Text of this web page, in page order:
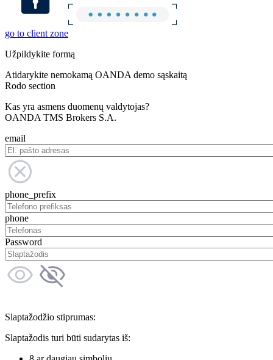
go to client zone
Užpildykite formą
Atidarykite nemokamą OANDA demo sąskaitą
Rodo section
Kas yra asmens duomenų valdytojas?
OANDA TMS Brokers S.A.
email
phone_prefix
phone
Password
Slaptažodžio stiprumas:
Slaptažodis turi būti sudarytas iš: